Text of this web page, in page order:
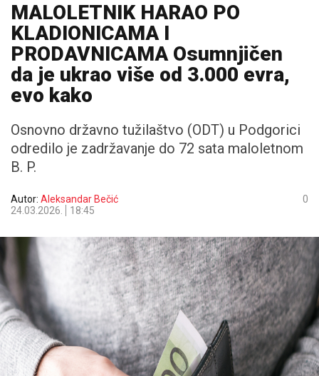
MALOLETNIK HARAO PO
KLADIONICAMA I
PRODAVNICAMA Osumnjičen
da je ukrao više od 3.000 evra,
evo kako
Osnovno državno tužilaštvo (ODT) u Podgorici
odredilo je zadržavanje do 72 sata maloletnom
B. P.
Autor: Aleksandar Bečić
24.03.2026.
18:45
0